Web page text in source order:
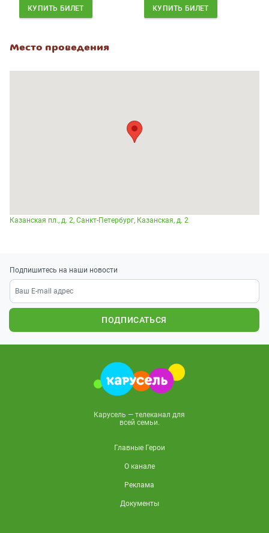
КУПИТЬ БИЛЕТ КУПИТЬ БИЛЕТ
Место проведения
Казанская пл., д. 2, Санкт-Петербург, Казанская, д. 2
Подпишитесь на наши новости
ПОДПИСАТЬСЯ
Карусель — телеканал для
всей семьи.
Главные Герои
О канале
Реклама
Документы